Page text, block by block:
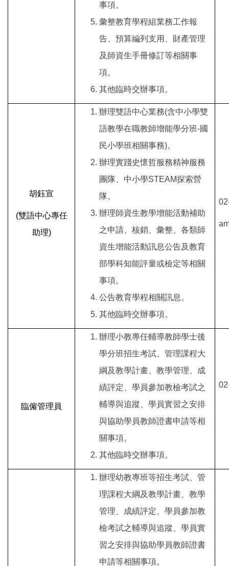
事項。
彙整教育學程組業務工作報
告、預算編列支用、財產管理
及師資生手冊修訂等相關事
項。
其他臨時交辦事項。
胡鈺宣
(雙語中心專任
助理)
辦理雙語中心業務(含中小學雙
語教學在職教師增能學分班-國
民小學班相關事務)。
辦理實踐史懷哲服務精神服務
團隊、中小學STEAM探索營
隊。
辦理師資生教學增能活動補助
之申請、核銷、彙整、各類師
資生增能活動訊息公告及教育
部學科知能評量或檢定等相關
事項。
公告教育學程相關訊息。
其他臨時交辦事項。
臨僱管理員
辦理小教專任輔導教師學士後
學分班招生考試、管理課程大
綱及教學計畫、教學管理、成
績評定、學員參加教檢考試之
輔導與追蹤、學員實習之安排
與協助學員教師證書申請等相
關事項。
其他臨時交辦事項。
辦理幼教專班等招生考試、管
理課程大綱及教學計畫、教學
管理、成績評定、學員參加教
檢考試之輔導與追蹤、學員實
習之安排與協助學員教師證書
申請等相關事項。